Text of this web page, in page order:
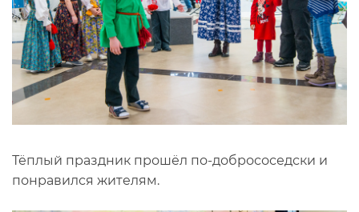
Тёплый праздник прошёл по-добрососедски и
понравился жителям.